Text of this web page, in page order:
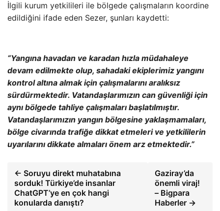
İlgili kurum yetkilileri ile bölgede çalışmaların koordine
edildiğini ifade eden Sezer, şunları kaydetti:
“Yangına havadan ve karadan hızla müdahaleye
devam edilmekte olup, sahadaki ekiplerimiz yangını
kontrol altına almak için çalışmalarını aralıksız
sürdürmektedir. Vatandaşlarımızın can güvenliği için
aynı bölgede tahliye çalışmaları başlatılmıştır.
Vatandaşlarımızın yangın bölgesine yaklaşmamaları,
bölge civarında trafiğe dikkat etmeleri ve yetkililerin
uyarılarını dikkate almaları önem arz etmektedir.”
← Soruyu direkt muhatabına
sorduk! Türkiye’de insanlar
ChatGPT’ye en çok hangi
konularda danıştı?
Gaziray’da
önemli viraj!
– Bigpara
Haberler →